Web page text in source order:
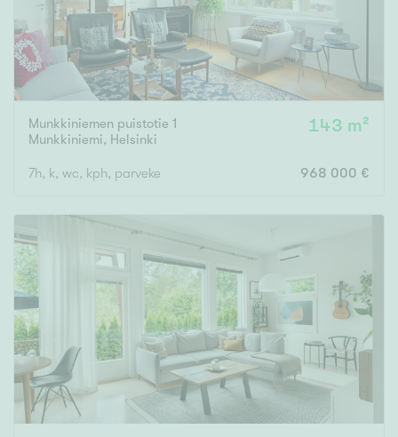
Munkkiniemen puistotie 1
Munkkiniemi, Helsinki
143 m²
7h, k, wc, kph, parveke 968 000 €